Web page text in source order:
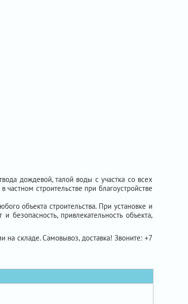
дождевой, талой воды с участка со всех
строительстве при благоустройстве
объекта строительства. При установке и
привлекательность объекта,
на складе. Самовывоз, доставка! Звоните: +7